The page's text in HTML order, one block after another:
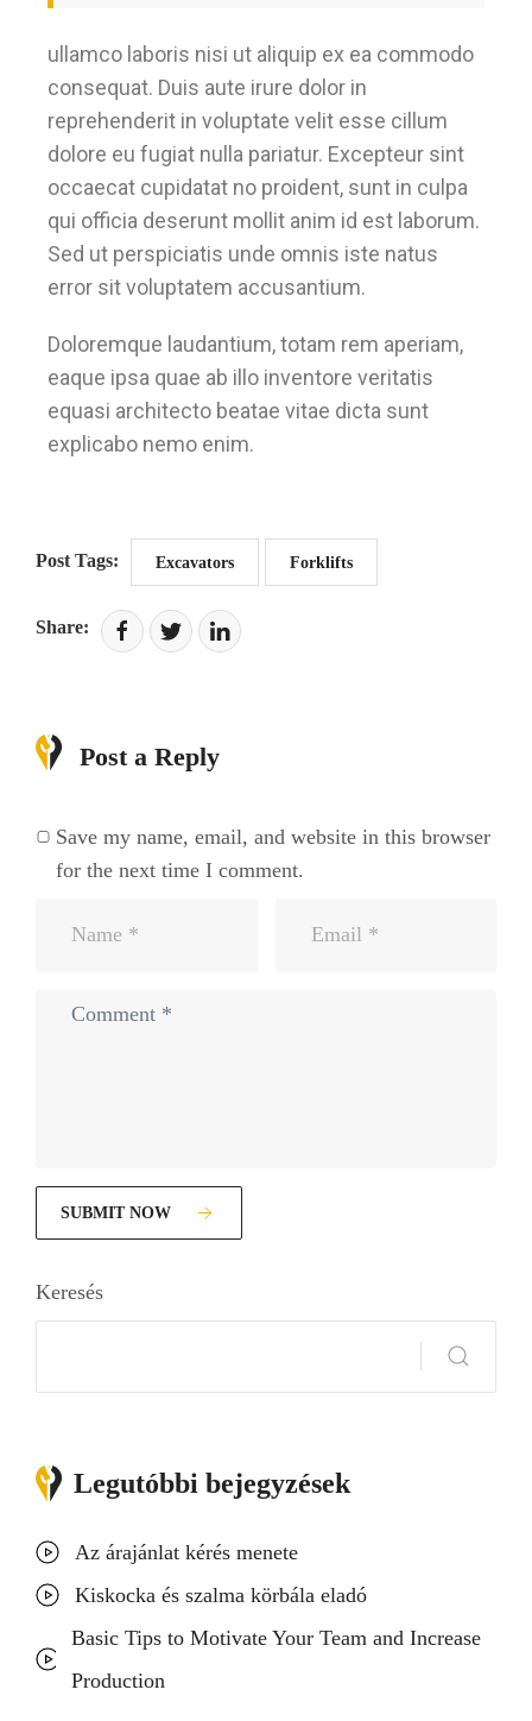
ullamco laboris nisi ut aliquip ex ea commodo
consequat. Duis aute irure dolor in
reprehenderit in voluptate velit esse cillum
dolore eu fugiat nulla pariatur. Excepteur sint
occaecat cupidatat no proident, sunt in culpa
qui officia deserunt mollit anim id est laborum.
Sed ut perspiciatis unde omnis iste natus
error sit voluptatem accusantium.
Doloremque laudantium, totam rem aperiam,
eaque ipsa quae ab illo inventore veritatis
equasi architecto beatae vitae dicta sunt
explicabo nemo enim.
Post Tags: Excavators Forklifts
Share:
Post a Reply
Save my name, email, and website in this browser
for the next time I comment.
SUBMIT NOW
Keresés
Legutóbbi bejegyzések
Az árajánlat kérés menete
Kiskocka és szalma körbála eladó
Basic Tips to Motivate Your Team and Increase
Production